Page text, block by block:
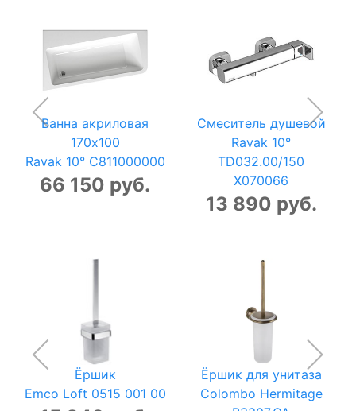
Ванна акриловая
170x100
Ravak 10° C811000000
66 150 руб.
Смеситель душевой
Ravak 10°
TD032.00/150
X070066
13 890 руб.
Ёршик
Emco Loft 0515 001 00
Ёршик для унитаза
Colombo Hermitage